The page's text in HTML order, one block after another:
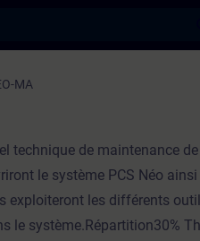
Training -
MA
technique de maintenance
le système PCS Néo
exploiteront les différents
le système.Répartition30%